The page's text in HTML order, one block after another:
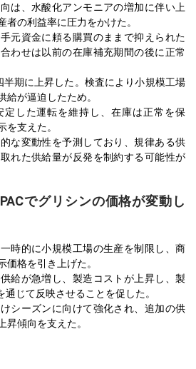
は、水酸化アンモニアの増加に伴い上
の利益率に圧力をかけた。
元資金に頼る購買のままで抑えられた
わせは以前の在庫補充期間の後に正常
期に上昇した。検査により小規模工場
給が逼迫したため。
した運転を維持し、在庫は正常を保
を支えた。
な変動性を予測しており、規律ある供
れた供給量が反発を制約する可能性が
でグリシンの価格が変動し
時的に小規模工場の生産を制限し、商
価格を引き上げた。
給が急増し、製造コストが上昇し、製
じて反映させることを促した。
シーズンに向けて強化され、追加の供
昇傾向を支えた。